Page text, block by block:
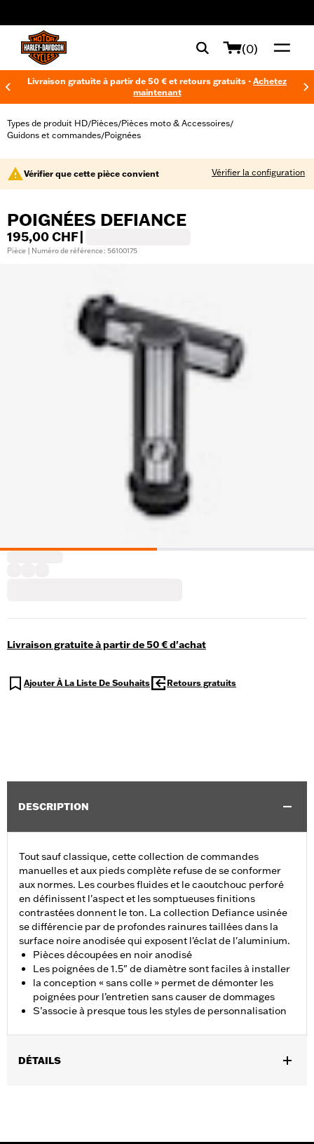
(0)
Livraison gratuite à partir de 50 € et retours gratuits - Achetez
maintenant
Types de produit HD/Pièces/Pièces moto & Accessoires/
Guidons et commandes/Poignées
Vérifier que cette pièce convient Vérifier la configuration
POIGNÉES DEFIANCE
195,00 CHF
Pièce | Numéro de référence : 56100175
Livraison gratuite à partir de 50 € d'achat
Ajouter À La Liste De Souhaits Retours gratuits
DESCRIPTION
Tout sauf classique, cette collection de commandes
manuelles et aux pieds complète refuse de se conformer
aux normes. Les courbes fluides et le caoutchouc perforé
en définissent l'aspect et les somptueuses finitions
contrastées donnent le ton. La collection Defiance usinée
se différencie par de profondes rainures taillées dans la
surface noire anodisée qui exposent l'éclat de l'aluminium.
Pièces découpées en noir anodisé
Les poignées de 1.5" de diamètre sont faciles à installer
la conception « sans colle » permet de démonter les
poignées pour l’entretien sans causer de dommages
S’associe à presque tous les styles de personnalisation
DÉTAILS